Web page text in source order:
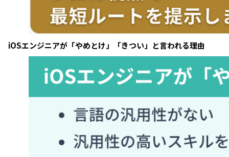
iOSエンジニアが「やめとけ」「きつい」と言われる理由